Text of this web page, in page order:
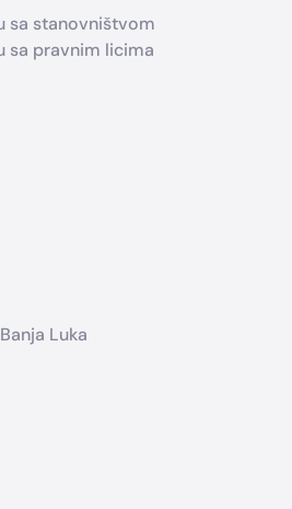
sa stanovništvom
sa pravnim licima
Luka